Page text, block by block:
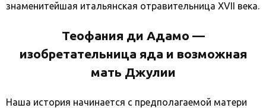
знаменитейшая итальянская отравительница XVII века.
Теофания ди Адамо —
изобретательница яда и возможная
мать Джулии
Наша история начинается с предполагаемой матери